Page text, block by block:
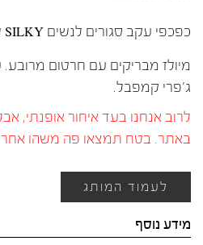
כפכפי עקב סגורים לנשים SILKY של Jeffrey Campbell.
מיולז מבריקים עם חרטום מרובע.
ג'פרי קמפבל.
לרוב אנחנו בעד איחור אופנתי,
באתר. בטח תמצאו פה משהו
לעמוד המותג
מידע נוסף